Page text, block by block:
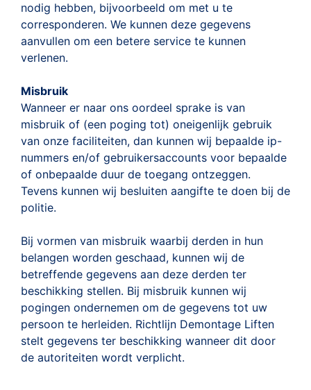
nodig hebben, bijvoorbeeld om met u te
corresponderen. We kunnen deze gegevens
aanvullen om een betere service te kunnen
verlenen.
Misbruik
Wanneer er naar ons oordeel sprake is van
misbruik of (een poging tot) oneigenlijk gebruik
van onze faciliteiten, dan kunnen wij bepaalde ip-
nummers en/of gebruikersaccounts voor bepaalde
of onbepaalde duur de toegang ontzeggen.
Tevens kunnen wij besluiten aangifte te doen bij de
politie.
Bij vormen van misbruik waarbij derden in hun
belangen worden geschaad, kunnen wij de
betreffende gegevens aan deze derden ter
beschikking stellen. Bij misbruik kunnen wij
pogingen ondernemen om de gegevens tot uw
persoon te herleiden. Richtlijn Demontage Liften
stelt gegevens ter beschikking wanneer dit door
de autoriteiten wordt verplicht.